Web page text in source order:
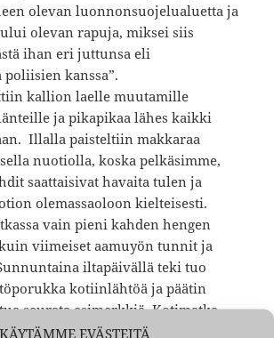
KÄYTÄMME EVÄSTEITÄ
olevan luonnonsuojelualuetta ja
olevan rapuja, miksei siis
ihan eri juttunsa eli
poliisien kanssa”.
kallion laelle muutamille
ja pikapikaa lähes kaikki
Illalla paisteltiin makkaraa
nuotiolla, koska pelkäsimme,
saattaisivat havaita tulen ja
olemassaoloon kielteisesti.
vain pieni kahden hengen
viimeiset aamuyön tunnit ja
iltapäivällä teki tuo
kotiinlähtöä ja päätin
seurata esimerkkiä. Kotimatka
kuin tulokin. Maijan